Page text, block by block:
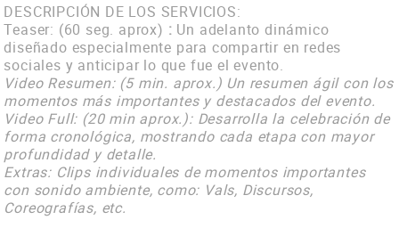
DESCRIPCIÓN DE LOS SERVICIOS:
Teaser: (60 seg. aprox) : Un adelanto dinámico
diseñado especialmente para compartir en redes
sociales y anticipar lo que fue el evento.
Video Resumen: (5 min. aprox.) Un resumen ágil con los
momentos más importantes y destacados del evento.
Video Full: (20 min aprox.): Desarrolla la celebración de
forma cronológica, mostrando cada etapa con mayor
profundidad y detalle.
Extras: Clips individuales de momentos importantes
con sonido ambiente, como: Vals, Discursos,
Coreografías, etc.